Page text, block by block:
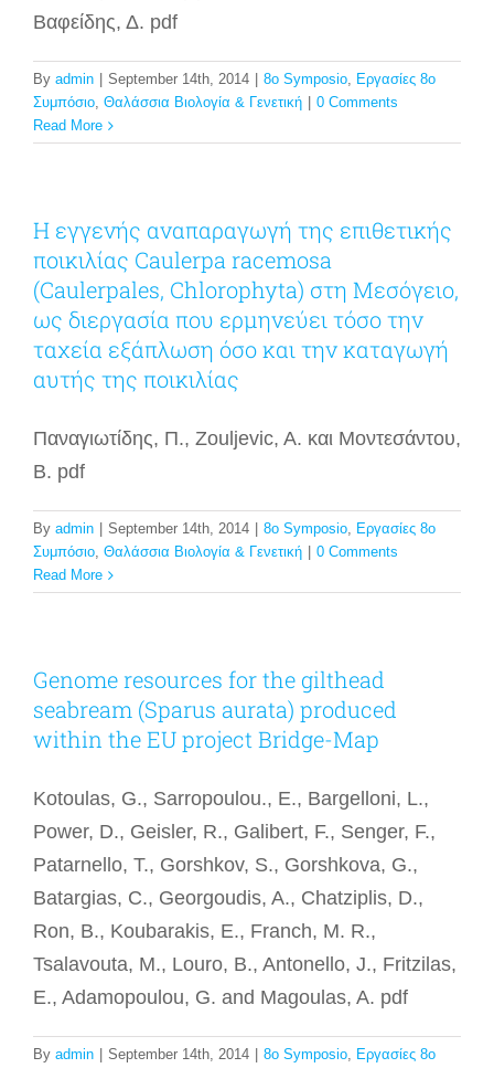
Βαφείδης, Δ. pdf
By admin September 14th, 2014 8o Symposio, Εργασίες 8ο
Συμπόσιο, Θαλάσσια Βιολογία & Γενετική
0 Comments
Read More
H εγγενής αναπαραγωγή της επιθετικής
ποικιλίας Caulerpa racemosa
(Caulerpales, Chlorophyta) στη Μεσόγειο,
ως διεργασία που ερμηνεύει τόσο την
ταχεία εξάπλωση όσο και την καταγωγή
αυτής της ποικιλίας
Παναγιωτίδης, Π., Zouljevic, A. και Μοντεσάντου,
Β. pdf
By admin September 14th, 2014 8o Symposio, Εργασίες 8ο
Συμπόσιο, Θαλάσσια Βιολογία & Γενετική
0 Comments
Read More
Genome resources for the gilthead
seabream (Sparus aurata) produced
within the EU project Bridge-Map
Kotoulas, G., Sarropoulou., E., Bargelloni, L.,
Power, D., Geisler, R., Galibert, F., Senger, F.,
Patarnello, T., Gorshkov, S., Gorshkova, G.,
Batargias, C., Georgoudis, A., Chatziplis, D.,
Ron, B., Koubarakis, E., Franch, Μ. R.,
Tsalavouta, M., Louro, B., Antonello, J., Fritzilas,
E., Adamopoulou, G. and Magoulas, A. pdf
By admin September 14th, 2014 8o Symposio, Εργασίες 8ο